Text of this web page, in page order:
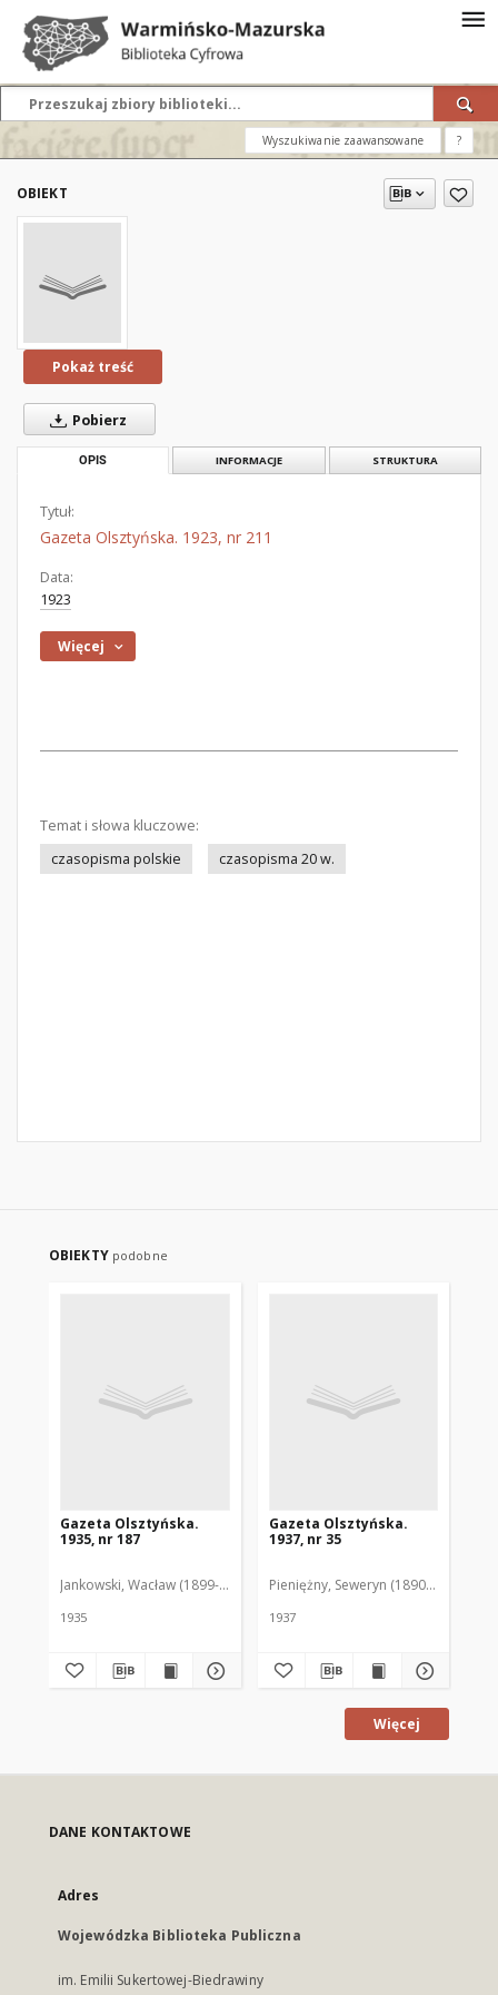
Wyszukiwanie zaawansowane ?
OBIEKT
Pokaż treść
Pobierz
OPIS INFORMACJE STRUKTURA
Tytuł:
Gazeta Olsztyńska. 1923, nr 211
Data:
1923
Więcej
Temat i słowa kluczowe:
czasopisma polskie
czasopisma 20 w.
OBIEKTY podobne
Gazeta Olsztyńska.
1935, nr 187
Jankowski, Wacław (1899-1975). Red.
1935
Gazeta Olsztyńska.
1937, nr 35
Pieniężny, Seweryn (1890-1940). Red.
1937
Więcej
DANE KONTAKTOWE
Adres
Wojewódzka Biblioteka Publiczna
im. Emilii Sukertowej-Biedrawiny